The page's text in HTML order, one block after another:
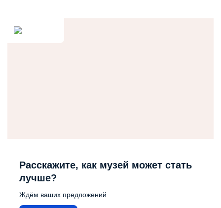
Расскажите, как музей может стать
лучше?
Ждём ваших предложений